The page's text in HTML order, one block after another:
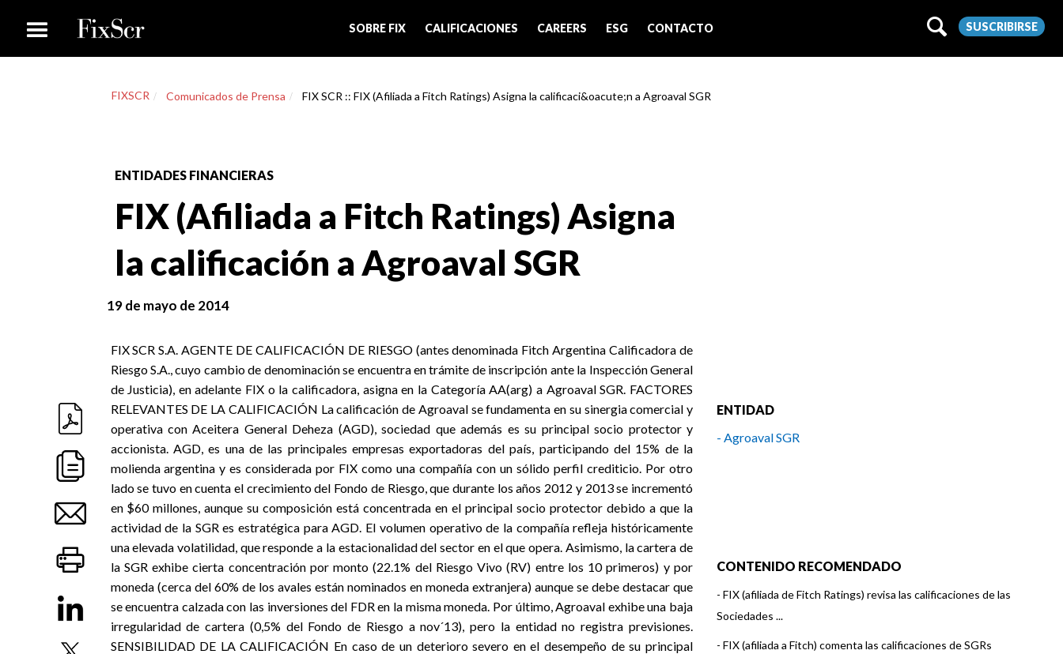
SOBRE FIX CALIFICACIONES CAREERS ESG CONTACTO SUSCRIBIRSE
FIXSCR Comunicados de Prensa FIX SCR :: FIX (Afiliada a Fitch Ratings) Asigna la calificaci&oacute;n a Agroaval SGR
ENTIDADES FINANCIERAS
FIX (Afiliada a Fitch Ratings) Asigna
la calificación a Agroaval SGR
19 de mayo de 2014
FIX SCR S.A. AGENTE DE CALIFICACIÓN DE RIESGO (antes denominada Fitch Argentina Calificadora de
Riesgo S.A., cuyo cambio de denominación se encuentra en trámite de inscripción ante la Inspección General
de Justicia), en adelante FIX o la calificadora, asigna en la Categoría AA(arg) a Agroaval SGR. FACTORES
RELEVANTES DE LA CALIFICACIÓN La calificación de Agroaval se fundamenta en su sinergia comercial y
operativa con Aceitera General Deheza (AGD), sociedad que además es su principal socio protector y
accionista. AGD, es una de las principales empresas exportadoras del país, participando del 15% de la
molienda argentina y es considerada por FIX como una compañía con un sólido perfil crediticio. Por otro
lado se tuvo en cuenta el crecimiento del Fondo de Riesgo, que durante los años 2012 y 2013 se incrementó
en $60 millones, aunque su composición está concentrada en el principal socio protector debido a que la
actividad de la SGR es estratégica para AGD. El volumen operativo de la compañía refleja históricamente
una elevada volatilidad, que responde a la estacionalidad del sector en el que opera. Asimismo, la cartera de
la SGR exhibe cierta concentración por monto (22.1% del Riesgo Vivo (RV) entre los 10 primeros) y por
moneda (cerca del 60% de los avales están nominados en moneda extranjera) aunque se debe destacar que
se encuentra calzada con las inversiones del FDR en la misma moneda. Por último, Agroaval exhibe una baja
irregularidad de cartera (0,5% del Fondo de Riesgo a nov´13), pero la entidad no registra previsiones.
SENSIBILIDAD DE LA CALIFICACIÓN En caso de un deterioro severo en el desempeño de su principal
ENTIDAD
- Agroaval SGR
CONTENIDO RECOMENDADO
- FIX (afiliada de Fitch Ratings) revisa las calificaciones de las
Sociedades ...
- FIX (afiliada a Fitch) comenta las calificaciones de SGRs